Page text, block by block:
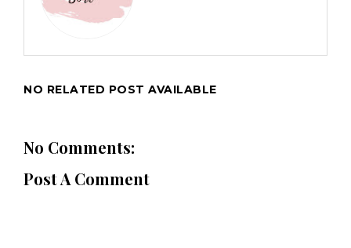
NO RELATED POST AVAILABLE
No Comments:
Post A Comment